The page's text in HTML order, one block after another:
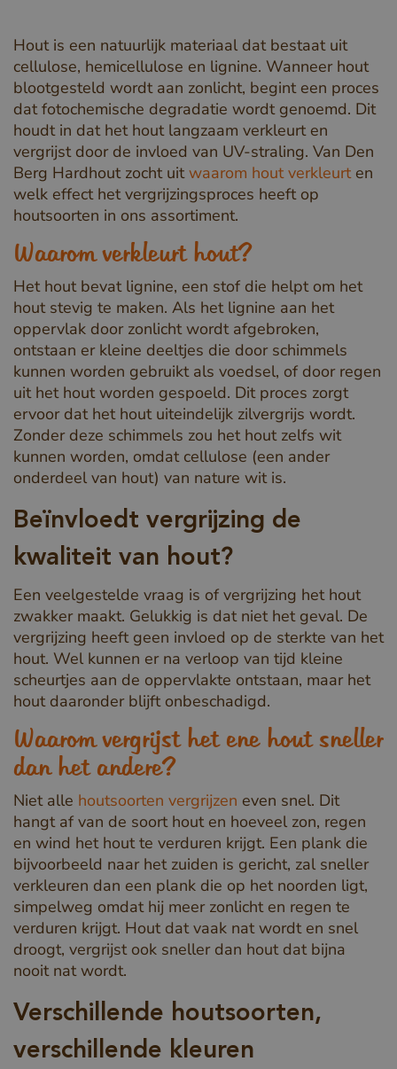
Hout is een natuurlijk materiaal dat bestaat uit
cellulose, hemicellulose en lignine. Wanneer hout
blootgesteld wordt aan zonlicht, begint een proces
dat fotochemische degradatie wordt genoemd. Dit
houdt in dat het hout langzaam verkleurt en
vergrijst door de invloed van UV-straling. Van Den
Berg Hardhout zocht uitwaarom hout verkleurten
welk effect het vergrijzingsproces heeft op
houtsoorten in ons assortiment.
Waarom verkleurt hout?
Het hout bevat lignine, een stof die helpt om het
hout stevig te maken. Als het lignine aan het
oppervlak door zonlicht wordt afgebroken,
ontstaan er kleine deeltjes die door schimmels
kunnen worden gebruikt als voedsel, of door regen
uit het hout worden gespoeld. Dit proces zorgt
ervoor dat het hout uiteindelijk zilvergrijs wordt.
Zonder deze schimmels zou het hout zelfs wit
kunnen worden, omdat cellulose (een ander
onderdeel van hout) van nature wit is.
Beïnvloedt vergrijzing de
kwaliteit van hout?
Een veelgestelde vraag is of vergrijzing het hout
zwakker maakt. Gelukkig is dat niet het geval. De
vergrijzing heeft geen invloed op de sterkte van het
hout. Wel kunnen er na verloop van tijd kleine
scheurtjes aan de oppervlakte ontstaan, maar het
hout daaronder blijft onbeschadigd.
Waarom vergrijst het ene hout sneller
dan het andere?
Niet alle houtsoorten vergrijzen even snel. Dit
hangt af van de soort hout en hoeveel zon, regen
en wind het hout te verduren krijgt. Een plank die
bijvoorbeeld naar het zuiden is gericht, zal sneller
verkleuren dan een plank die op het noorden ligt,
simpelweg omdat hij meer zonlicht en regen te
verduren krijgt. Hout dat vaak nat wordt en snel
droogt, vergrijst ook sneller dan hout dat bijna
nooit nat wordt.
Verschillende houtsoorten,
verschillende kleuren